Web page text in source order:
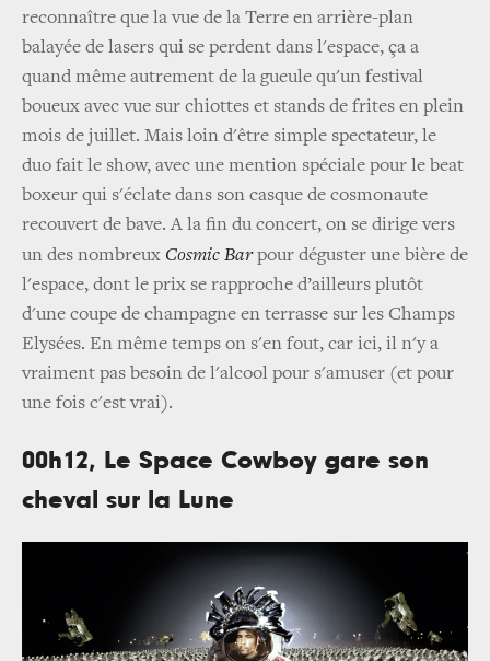
reconnaître que la vue de la Terre en arrière-plan
balayée de lasers qui se perdent dans l'espace, ça a
quand même autrement de la gueule qu'un festival
boueux avec vue sur chiottes et stands de frites en plein
mois de juillet. Mais loin d'être simple spectateur, le
duo fait le show, avec une mention spéciale pour le beat
boxeur qui s'éclate dans son casque de cosmonaute
recouvert de bave. A la fin du concert, on se dirige vers
un des nombreux Cosmic Barpour déguster une bière de
l'espace, dont le prix se rapproche d’ailleurs plutôt
d'une coupe de champagne en terrasse sur les Champs
Elysées. En même temps on s'en fout, car ici, il n'y a
vraiment pas besoin de l'alcool pour s'amuser (et pour
une fois c'est vrai).
00h12, Le Space Cowboy gare son
cheval sur la Lune